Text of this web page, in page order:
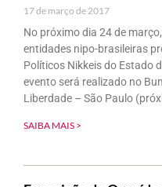
17 de março de 2017
No próximo dia 24 de
entidades nipo-brasileiras
Políticos Nikkeis do Estado
evento será realizado no
Liberdade – São Paulo
SAIBA MAIS >